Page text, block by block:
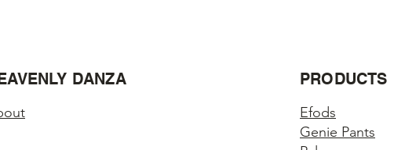
DANZA PRODUCTS
Efods
Genie Pants